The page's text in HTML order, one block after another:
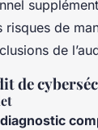
de
de
de
diagnostic